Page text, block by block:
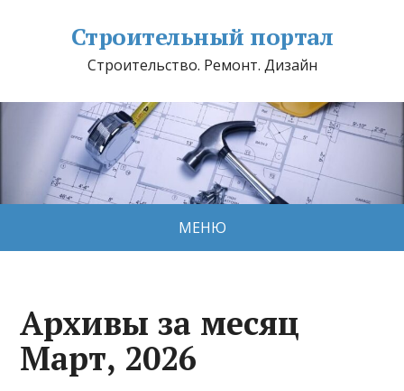
Строительный портал
Строительство. Ремонт. Дизайн
МЕНЮ
Архивы за месяц
Март, 2026